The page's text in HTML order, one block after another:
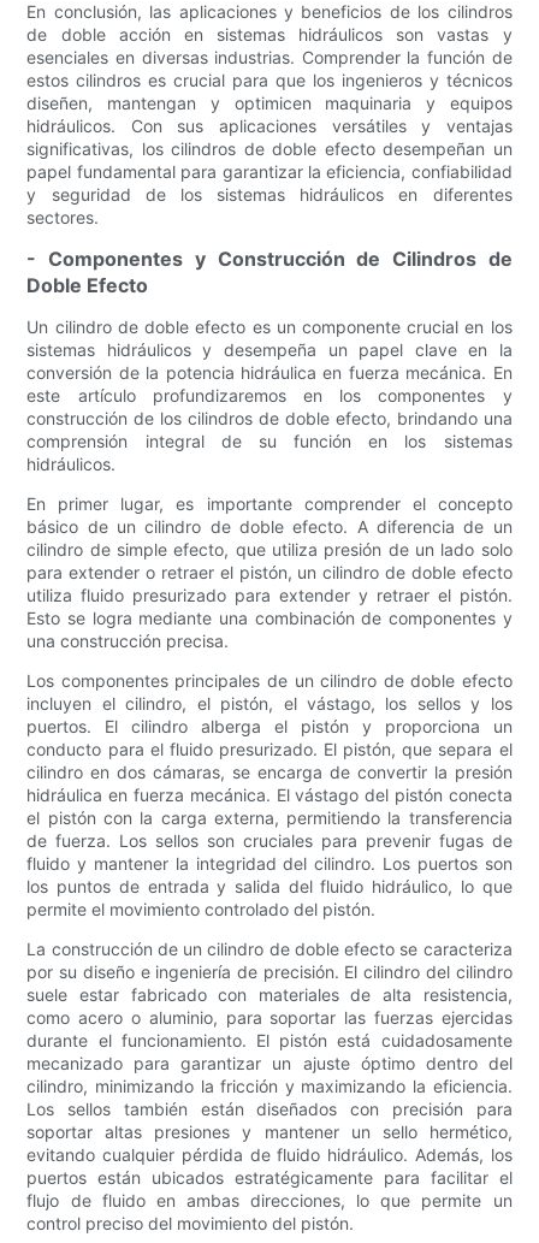
En conclusión, las aplicaciones y beneficios de los cilindros
de doble acción en sistemas hidráulicos son vastas y
esenciales en diversas industrias. Comprender la función de
estos cilindros es crucial para que los ingenieros y técnicos
diseñen, mantengan y optimicen maquinaria y equipos
hidráulicos. Con sus aplicaciones versátiles y ventajas
significativas, los cilindros de doble efecto desempeñan un
papel fundamental para garantizar la eficiencia, confiabilidad
y seguridad de los sistemas hidráulicos en diferentes
sectores.
- Componentes y Construcción de Cilindros de
Doble Efecto
Un cilindro de doble efecto es un componente crucial en los
sistemas hidráulicos y desempeña un papel clave en la
conversión de la potencia hidráulica en fuerza mecánica. En
este artículo profundizaremos en los componentes y
construcción de los cilindros de doble efecto, brindando una
comprensión integral de su función en los sistemas
hidráulicos.
En primer lugar, es importante comprender el concepto
básico de un cilindro de doble efecto. A diferencia de un
cilindro de simple efecto, que utiliza presión de un lado solo
para extender o retraer el pistón, un cilindro de doble efecto
utiliza fluido presurizado para extender y retraer el pistón.
Esto se logra mediante una combinación de componentes y
una construcción precisa.
Los componentes principales de un cilindro de doble efecto
incluyen el cilindro, el pistón, el vástago, los sellos y los
puertos. El cilindro alberga el pistón y proporciona un
conducto para el fluido presurizado. El pistón, que separa el
cilindro en dos cámaras, se encarga de convertir la presión
hidráulica en fuerza mecánica. El vástago del pistón conecta
el pistón con la carga externa, permitiendo la transferencia
de fuerza. Los sellos son cruciales para prevenir fugas de
fluido y mantener la integridad del cilindro. Los puertos son
los puntos de entrada y salida del fluido hidráulico, lo que
permite el movimiento controlado del pistón.
La construcción de un cilindro de doble efecto se caracteriza
por su diseño e ingeniería de precisión. El cilindro del cilindro
suele estar fabricado con materiales de alta resistencia,
como acero o aluminio, para soportar las fuerzas ejercidas
durante el funcionamiento. El pistón está cuidadosamente
mecanizado para garantizar un ajuste óptimo dentro del
cilindro, minimizando la fricción y maximizando la eficiencia.
Los sellos también están diseñados con precisión para
soportar altas presiones y mantener un sello hermético,
evitando cualquier pérdida de fluido hidráulico. Además, los
puertos están ubicados estratégicamente para facilitar el
flujo de fluido en ambas direcciones, lo que permite un
control preciso del movimiento del pistón.